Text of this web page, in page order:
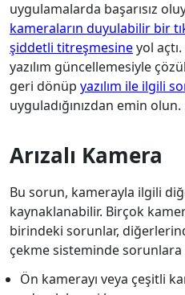
uygulamalarda başarısız
kameraların duyulabilir bir
şiddetli titreşmesineyol
yazılım güncellemesiyle
geri dönüp yazılım ile ilgili
uyguladığınızdan emin olun.
Arızalı Kamera
Bu sorun, kamerayla ilgili
kaynaklanabilir. Birçok
birindeki sorunlar,
çekme sisteminde sorunlara
Ön kamerayı veya çeşitli